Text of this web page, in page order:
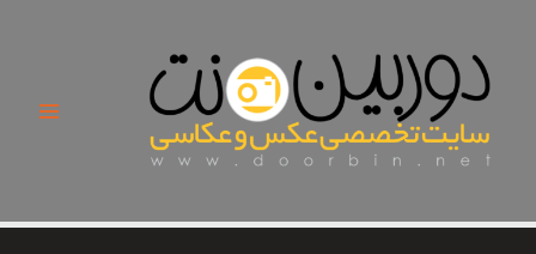
content